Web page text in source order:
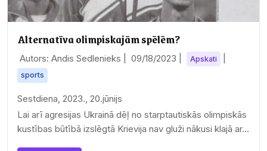
Alternatīva olimpiskajām spēlēm?
Autors: Andis Sedlenieks | 09/18/2023 Apskati
sports
Sestdiena, 2023., 20.jūnijs
Lai arī agresijas Ukrainā dēļ no starptautiskās olimpiskās
kustības būtībā izslēgtā Krievija nav gluži nākusi klajā ar…